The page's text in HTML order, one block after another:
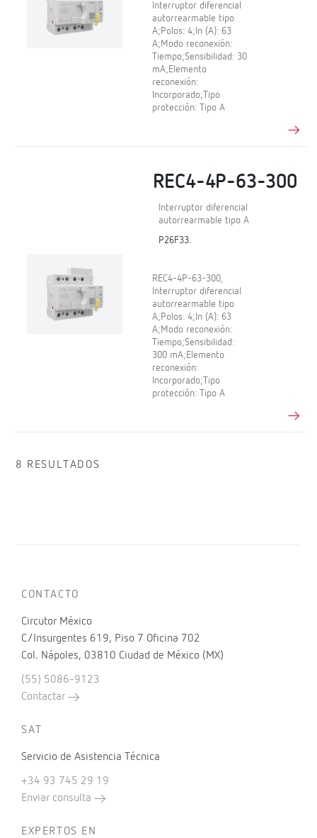
Interruptor diferencial
autorrearmable tipo
A;Polos: 4;In (A): 63
A;Modo reconexión:
Tiempo;Sensibilidad: 30
mA;Elemento
reconexión:
Incorporado;Tipo
protección: Tipo A
REC4-4P-63-300
Interruptor diferencial
autorrearmable tipo A
P26F33.
REC4-4P-63-300,
Interruptor diferencial
autorrearmable tipo
A;Polos: 4;In (A): 63
A;Modo reconexión:
Tiempo;Sensibilidad:
300 mA;Elemento
reconexión:
Incorporado;Tipo
protección: Tipo A
8 RESULTADOS
CONTACTO
Circutor México
C/Insurgentes 619, Piso 7 Oficina 702
Col. Nápoles, 03810 Ciudad de México (MX)
(55) 5086-9123
Contactar
SAT
Servicio de Asistencia Técnica
+34 93 745 29 19
Enviar consulta
EXPERTOS EN